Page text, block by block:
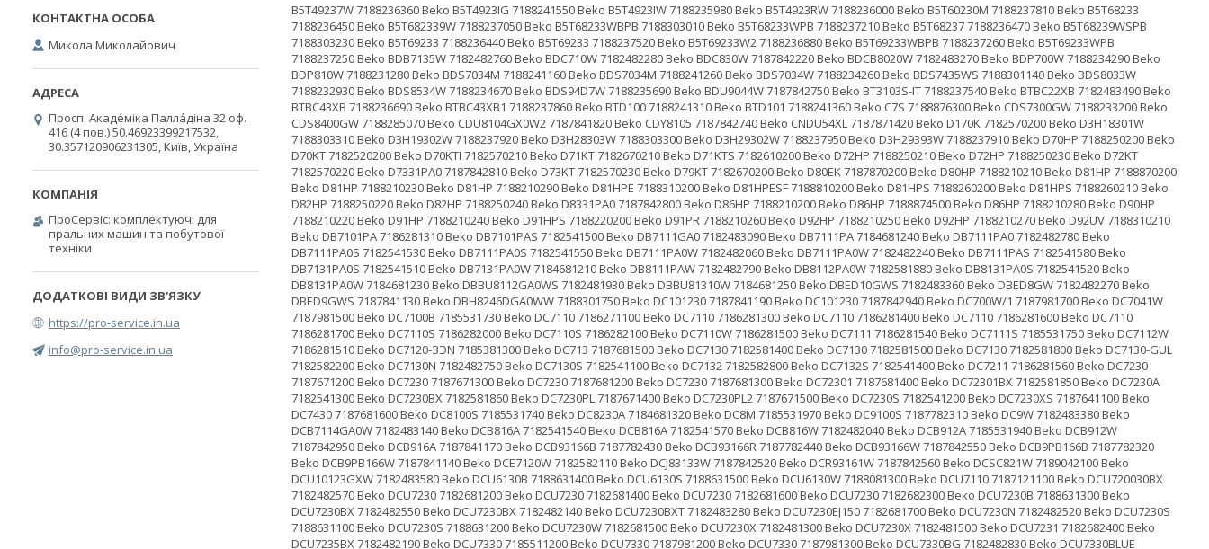
Микола Миколайович
Просп. Акаде́міка Палла́діна 32 оф.
416 (4 пов.) 50.46923399217532,
30.357120906231305, Київ, Україна
ПроСервіс: комплектуючі для
пральних машин та побутової
техніки
https://pro-service.in.ua
info@pro-service.in.ua